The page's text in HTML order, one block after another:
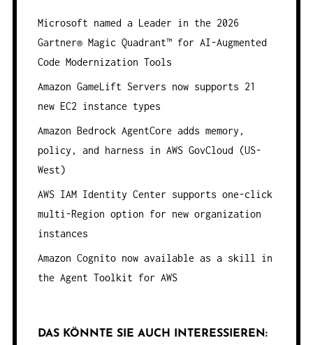
Microsoft named a Leader in the 2026
Gartner® Magic Quadrant™ for AI-Augmented
Code Modernization Tools
Amazon GameLift Servers now supports 21
new EC2 instance types
Amazon Bedrock AgentCore adds memory,
policy, and harness in AWS GovCloud (US-
West)
AWS IAM Identity Center supports one-click
multi-Region option for new organization
instances
Amazon Cognito now available as a skill in
the Agent Toolkit for AWS
DAS KÖNNTE SIE AUCH INTERESSIEREN: